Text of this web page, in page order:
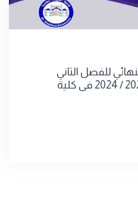
للفصل الثاني
(الربيع) للعام الدراسي 2023 / 2024 في كلية